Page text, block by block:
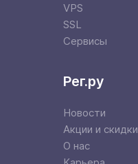
VPS
SSL
Сервисы
Рег.ру
Новости
Акции и скидки
О нас